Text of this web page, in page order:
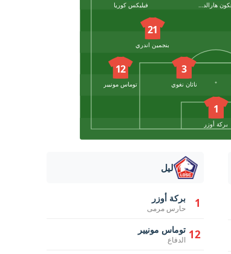
هكون هارالدسون فيليكس كوريا
21
بنجمين اندري
3
ناثان نغوي
12
توماس مونيير
1
بركة أوزر
ليل
1 بركة أوزر
حارس مرمى
12 توماس مونيير
الدفاع